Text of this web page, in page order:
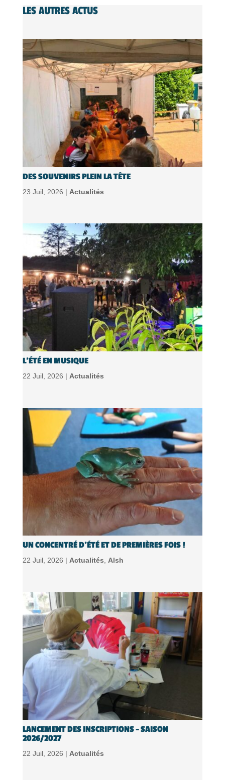
LES AUTRES ACTUS
DES SOUVENIRS PLEIN LA TÊTE
23 Juil, 2026 | Actualités
L’ÉTÉ EN MUSIQUE
22 Juil, 2026 | Actualités
UN CONCENTRÉ D’ÉTÉ ET DE PREMIÈRES FOIS !
22 Juil, 2026 | Actualités Alsh
LANCEMENT DES INSCRIPTIONS – SAISON
2026/2027
22 Juil, 2026 | Actualités